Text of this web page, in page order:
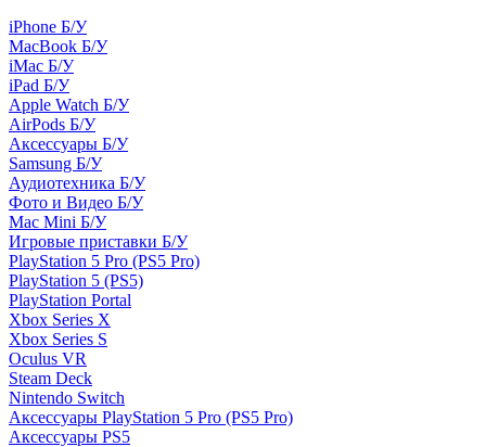
iPhone Б/У
MacBook Б/У
iMac Б/У
iPad Б/У
Apple Watch Б/У
AirPods Б/У
Аксессуары Б/У
Samsung Б/У
Аудиотехника Б/У
Фото и Видео Б/У
Mac Mini Б/У
Игровые приставки Б/У
PlayStation 5 Pro (PS5 Pro)
PlayStation 5 (PS5)
PlayStation Portal
Xbox Series X
Xbox Series S
Oculus VR
Steam Deck
Nintendo Switch
Аксессуары PlayStation 5 Pro (PS5 Pro)
Аксессуары PS5